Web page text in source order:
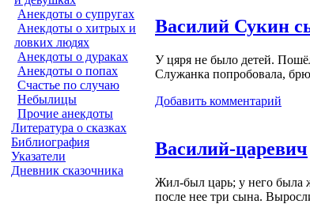
Анекдоты о супругах
Анекдоты о хитрых и
ловких людях
Анекдоты о дураках
Анекдоты о попах
Счастье по случаю
Небылицы
Прочие анекдоты
Литература о сказках
Библиография
Указатели
Дневник сказочника
Василий Сукин
У цяря не было детей.
Служанка попробовала,
Добавить комментарий
Василий-царевич
Жил-был царь; у него была
после нее три сына.